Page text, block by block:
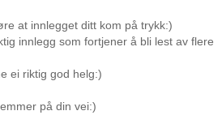
at innlegget ditt kom på trykk:)
innlegg som fortjener å bli lest av flere
ei riktig god helg:)
på din vei:)